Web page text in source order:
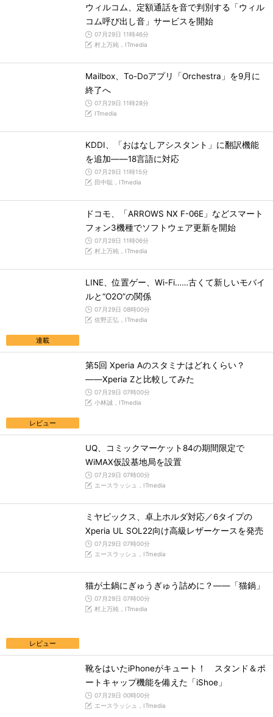
ウィルコム、定額通話を音で判別する「ウィル
コム呼び出し音」サービスを開始
07月29日 11時46分
村上万純，ITmedia
Mailbox、To-Doアプリ「Orchestra」を9月に
終了へ
07月29日 11時28分
ITmedia
KDDI、「おはなしアシスタント」に翻訳機能
を追加――18言語に対応
07月29日 11時15分
田中聡，ITmedia
ドコモ、「ARROWS NX F-06E」などスマート
フォン3機種でソフトウェア更新を開始
07月29日 11時06分
村上万純，ITmedia
連載
LINE、位置ゲー、Wi-Fi……古くて新しいモバイ
ルと“O2O”の関係
07月29日 08時00分
佐野正弘，ITmedia
レビュー
第5回 Xperia Aのスタミナはどれくらい？
――Xperia Zと比較してみた
07月29日 07時00分
小林誠，ITmedia
UQ、コミックマーケット84の期間限定で
WiMAX仮設基地局を設置
07月29日 07時00分
エースラッシュ，ITmedia
ミヤビックス、卓上ホルダ対応／6タイプの
Xperia UL SOL22向け高級レザーケースを発売
07月29日 07時00分
エースラッシュ，ITmedia
レビュー
猫が土鍋にぎゅうぎゅう詰めに？――「猫鍋」
07月29日 07時00分
村上万純，ITmedia
靴をはいたiPhoneがキュート！ スタンド＆ポ
ートキャップ機能を備えた「iShoe」
07月29日 00時00分
エースラッシュ，ITmedia